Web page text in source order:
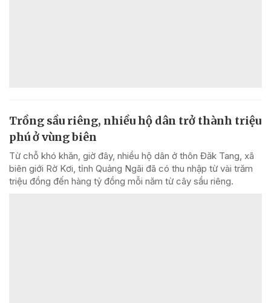
Trồng sầu riêng, nhiều hộ dân trở thành triệu
phú ở vùng biên
Từ chỗ khó khăn, giờ đây, nhiều hộ dân ở thôn Đăk Tang, xã
biên giới Rờ Kơi, tỉnh Quảng Ngãi đã có thu nhập từ vài trăm
triệu đồng đến hàng tỷ đồng mỗi năm từ cây sầu riêng.